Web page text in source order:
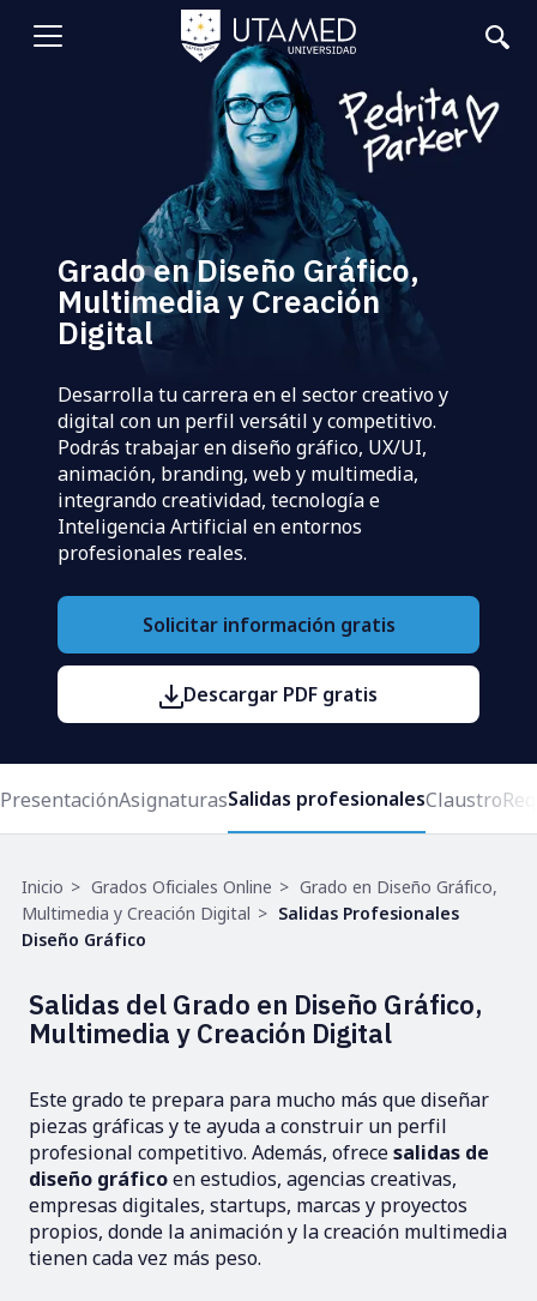
Abrir
Grado en Diseño Gráfico,
Multimedia y Creación
Digital
Desarrolla tu carrera en el sector creativo y
digital con un perfil versátil y competitivo.
Podrás trabajar en diseño gráfico, UX/UI,
animación, branding, web y multimedia,
integrando creatividad, tecnología e
Inteligencia Artificial en entornos
profesionales reales.
Solicitar información gratis
Descargar PDF gratis
PresentaciónAsignaturasSalidas profesionalesClaustro
Ruta
de
navegación
Inicio Grados Oficiales Online
Grado en Diseño Gráfico,
Multimedia y Creación Digital
Salidas Profesionales
Diseño Gráfico
Salidas del Grado en Diseño Gráfico,
Multimedia y Creación Digital
Este grado te prepara para mucho más que diseñar
piezas gráficas y te ayuda a construir un perfil
profesional competitivo. Además, ofrecesalidas de
diseño gráficoen estudios, agencias creativas,
empresas digitales, startups, marcas y proyectos
propios, donde la animación y la creación multimedia
tienen cada vez más peso.